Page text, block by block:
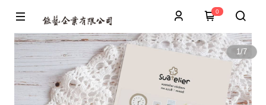
0
1/7